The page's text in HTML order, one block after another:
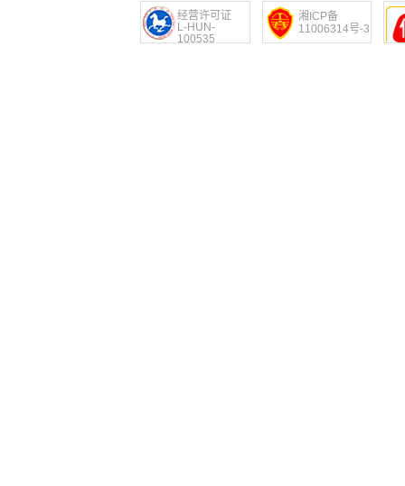
经营许可证
L-HUN-
100535
湘ICP备
11006314号-3